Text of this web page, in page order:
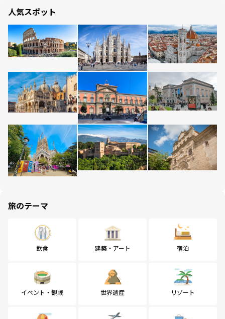
人気スポット
旅のテーマ
飲食 建築・アート 宿泊
イベント・観戦 世界遺産 リゾート